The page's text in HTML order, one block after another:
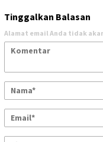
Tinggalkan Balasan
Alamat email Anda tidak